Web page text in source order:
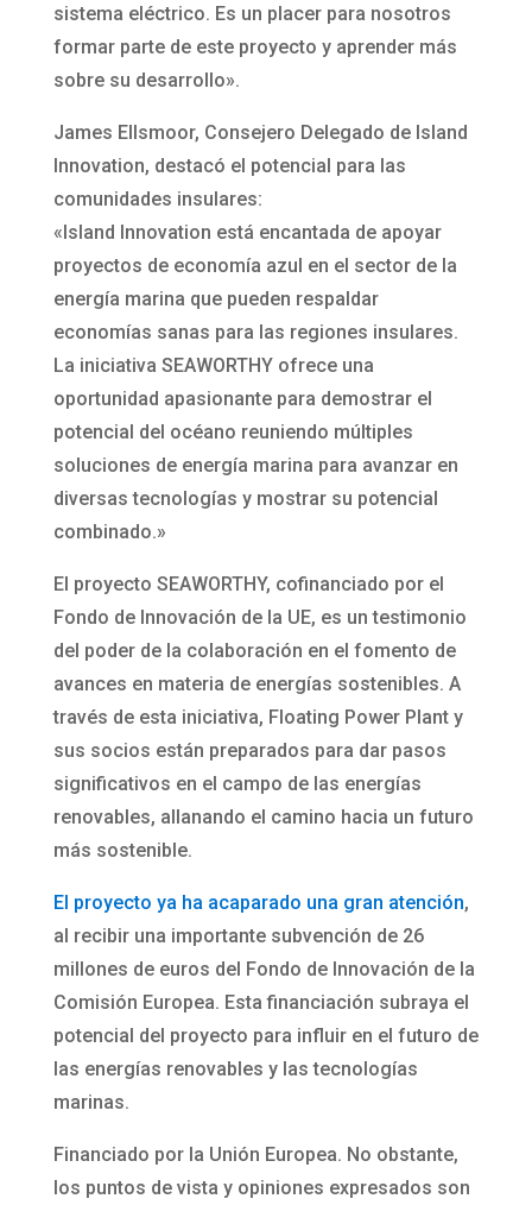
sistema eléctrico. Es un placer para nosotros
formar parte de este proyecto y aprender más
sobre su desarrollo».
James Ellsmoor, Consejero Delegado de Island
Innovation, destacó el potencial para las
comunidades insulares:
«Island Innovation está encantada de apoyar
proyectos de economía azul en el sector de la
energía marina que pueden respaldar
economías sanas para las regiones insulares.
La iniciativa SEAWORTHY ofrece una
oportunidad apasionante para demostrar el
potencial del océano reuniendo múltiples
soluciones de energía marina para avanzar en
diversas tecnologías y mostrar su potencial
combinado.»
El proyecto SEAWORTHY, cofinanciado por el
Fondo de Innovación de la UE, es un testimonio
del poder de la colaboración en el fomento de
avances en materia de energías sostenibles. A
través de esta iniciativa, Floating Power Plant y
sus socios están preparados para dar pasos
significativos en el campo de las energías
renovables, allanando el camino hacia un futuro
más sostenible.
El proyecto ya ha acaparado una gran atención,
al recibir una importante subvención de 26
millones de euros del Fondo de Innovación de la
Comisión Europea. Esta financiación subraya el
potencial del proyecto para influir en el futuro de
las energías renovables y las tecnologías
marinas.
Financiado por la Unión Europea. No obstante,
los puntos de vista y opiniones expresados son